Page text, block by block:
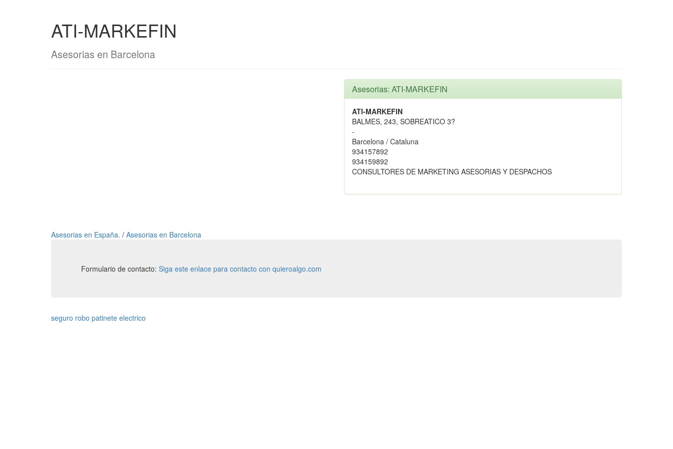
ATI-MARKEFIN
Asesorias en Barcelona
Asesorias: ATI-MARKEFIN
ATI-MARKEFIN
BALMES, 243, SOBREATICO 3?
-
Barcelona / Cataluna
934157892
934159892
CONSULTORES DE MARKETING ASESORIAS Y DESPACHOS
Asesorias en España. / Asesorias en Barcelona
Formulario de contacto: Siga este enlace para contacto con quieroalgo.com
seguro robo patinete electrico